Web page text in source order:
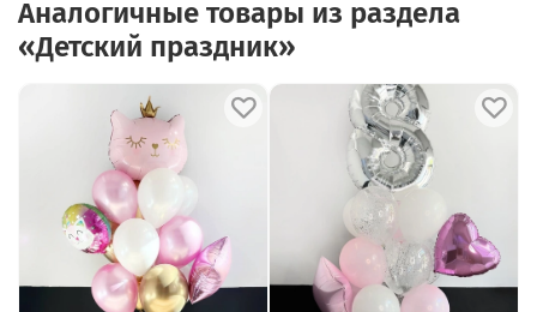
Аналогичные товары из раздела
«Детский праздник»